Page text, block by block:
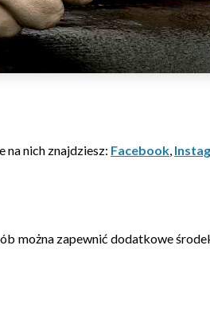
na nich znajdziesz: Facebook,
można zapewnić dodatkowe